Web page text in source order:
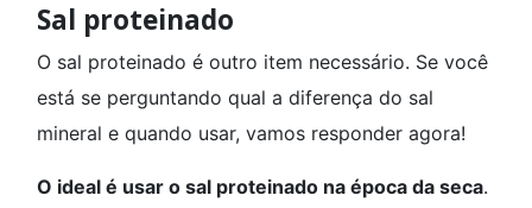
Sal proteinado
O sal proteinado é outro item necessário. Se você
está se perguntando qual a diferença do sal
mineral e quando usar, vamos responder agora!
O ideal é usar o sal proteinado na época da seca.